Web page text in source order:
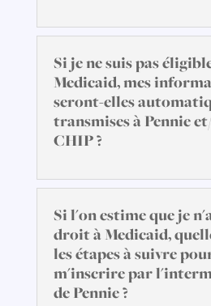
Si je ne suis pas
Medicaid, mes
seront-elles
transmises à Pennie
CHIP ?
Si l'on estime que je
droit à Medicaid,
les étapes à suivre
m'inscrire par
de Pennie ?